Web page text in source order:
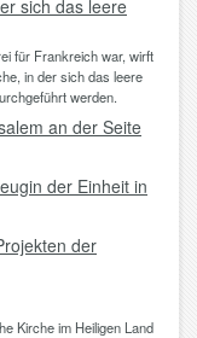
sich das leere
für Frankreich war, wirft
in der sich das leere
werden.
an der Seite
der Einheit in
der
Kirche im Heiligen Land